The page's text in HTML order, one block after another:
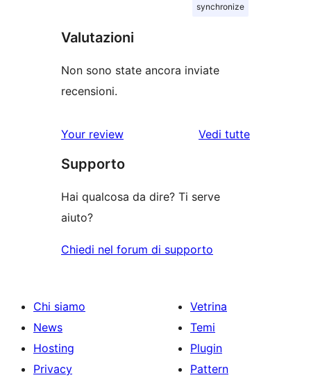
synchronize
Valutazioni
Non sono state ancora inviate
recensioni.
Your review Vedi tuttele
Supporto
Hai qualcosa da dire? Ti serve
aiuto?
Chiedi nel forum di supporto
Chi siamo
News
Hosting
Privacy
Vetrina
Temi
Plugin
Pattern